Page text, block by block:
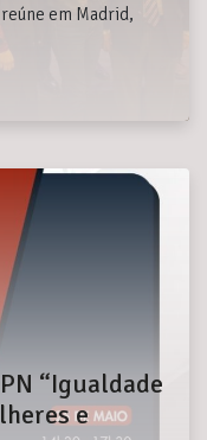
em Madrid,
“Igualdade
e